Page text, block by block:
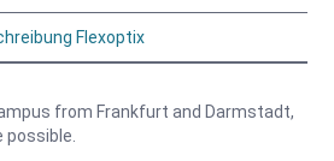
Flexoptix
from Frankfurt and Darmstadt,